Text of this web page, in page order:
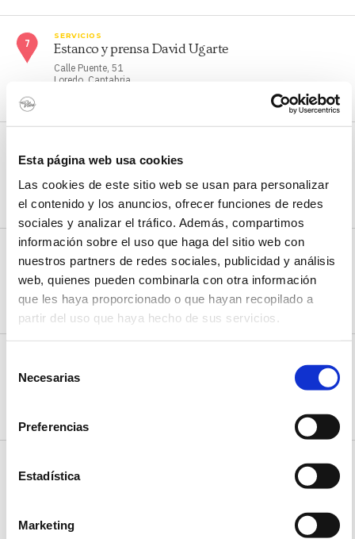
Esta página web usa cookies
Las cookies de este sitio web se usan para personalizar
el contenido y los anuncios, ofrecer funciones de redes
sociales y analizar el tráfico. Además, compartimos
información sobre el uso que haga del sitio web con
nuestros partners de redes sociales, publicidad y análisis
web, quienes pueden combinarla con otra información
que les haya proporcionado o que hayan recopilado a
partir del uso que haya hecho de sus servicios.
Necesarias
Preferencias
Estadística
Marketing
SERVICIOS
Estanco y prensa David Ugarte
Calle Puente, 51
Loredo, Cantabria
Estanco y prensa Somo
Somo, Cantabria
CÓMO LLEGAR
SERVICIOS
Frutería El Palacio
Barrio Monte Mazo, 38A
CÓMO LLEGAR
Avda. Trasmiera, 1
Moda Somo Algodón
CÓMO LLEGAR